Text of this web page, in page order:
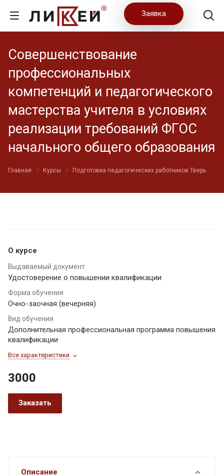
Заявка
Совершенствование
профессиональных
компетенций и педагогического
мастерства учителя в условиях
реализации требований ФГОС
начального общего образования
Главная Курсы Подготовка педагогических работников Тверь
О курсе
Выдаваемый документ
Удостоверение о повышении квалификации
Форма обучения
Очно-заочная (вечерняя)
Вид обучения
Дополнительная профессиональная программа повышения
квалификации
Все характеристики
3000
Заказать
Описание